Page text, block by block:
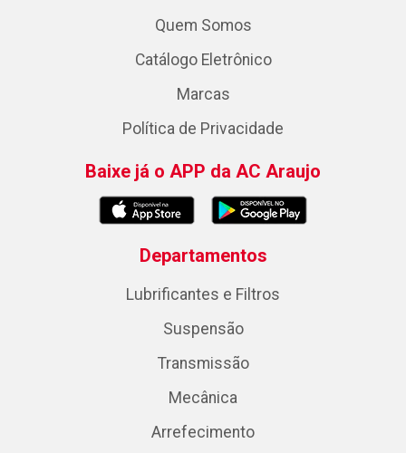
Quem Somos
Catálogo Eletrônico
Marcas
Política de Privacidade
Baixe já o APP da AC Araujo
Departamentos
Lubrificantes e Filtros
Suspensão
Transmissão
Mecânica
Arrefecimento